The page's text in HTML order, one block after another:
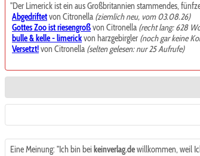
"Der Limerick ist ein aus Großbritannien stammendes,
Abgedriftetvon Citronella (ziemlich neu, vom 03.08.26)
Gottes Zoo ist riesengroßvon Citronella (recht lang: 628
bulle & kelle - limerickvon harzgebirgler (noch gar keine
Versetzt!von Citronella (selten gelesen: nur 25 Aufrufe)
Eine Meinung: "Ich bin bei keinverlag.dewillkommen, weil